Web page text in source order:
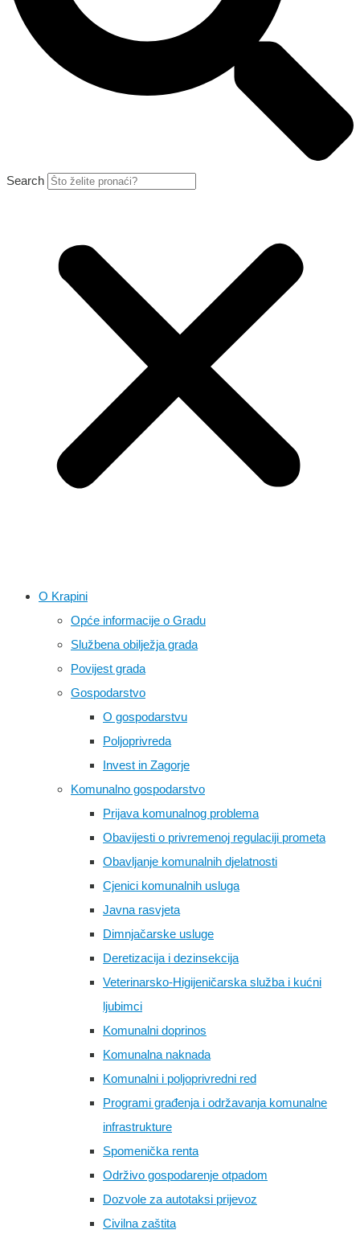
Search
O Krapini
Opće informacije o Gradu
Službena obilježja grada
Povijest grada
Gospodarstvo
O gospodarstvu
Poljoprivreda
Invest in Zagorje
Komunalno gospodarstvo
Prijava komunalnog problema
Obavijesti o privremenoj regulaciji prometa
Obavljanje komunalnih djelatnosti
Cjenici komunalnih usluga
Javna rasvjeta
Dimnjačarske usluge
Deretizacija i dezinsekcija
Veterinarsko-Higijeničarska služba i kućni
ljubimci
Komunalni doprinos
Komunalna naknada
Komunalni i poljoprivredni red
Programi građenja i održavanja komunalne
infrastrukture
Spomenička renta
Održivo gospodarenje otpadom
Dozvole za autotaksi prijevoz
Civilna zaštita